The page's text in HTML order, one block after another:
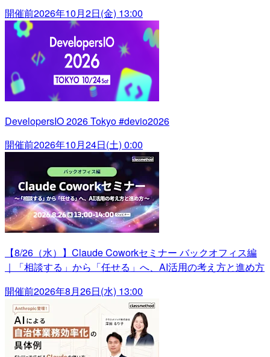
開催前2026年10月2日(金) 13:00
DevelopersIO 2026 Tokyo #devio2026
開催前2026年10月24日(土) 0:00
【8/26（水）】Claude Coworkセミナー バックオフィス編
｜「相談する」から「任せる」へ、AI活用の考え方と進め方
開催前2026年8月26日(水) 13:00